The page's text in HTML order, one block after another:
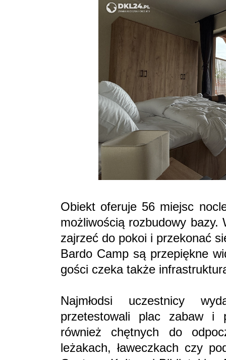
Obiekt oferuje 56 miejsc
możliwością rozbudowy bazy.
zajrzeć do pokoi i przekonać
Bardo Camp są przepiękne
gości czeka także
Najmłodsi uczestnicy
przetestowali plac zabaw i
również chętnych do
leżakach, ławeczkach czy